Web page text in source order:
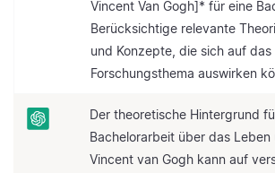
Vincent Van Gogh]* für eine
Berücksichtige relevante
und Konzepte, die sich auf das
Forschungsthema auswirken
Der theoretische Hintergrund
Bachelorarbeit über das Leben
Vincent van Gogh kann auf